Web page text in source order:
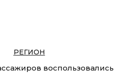
РЕГИОН
воспользовались